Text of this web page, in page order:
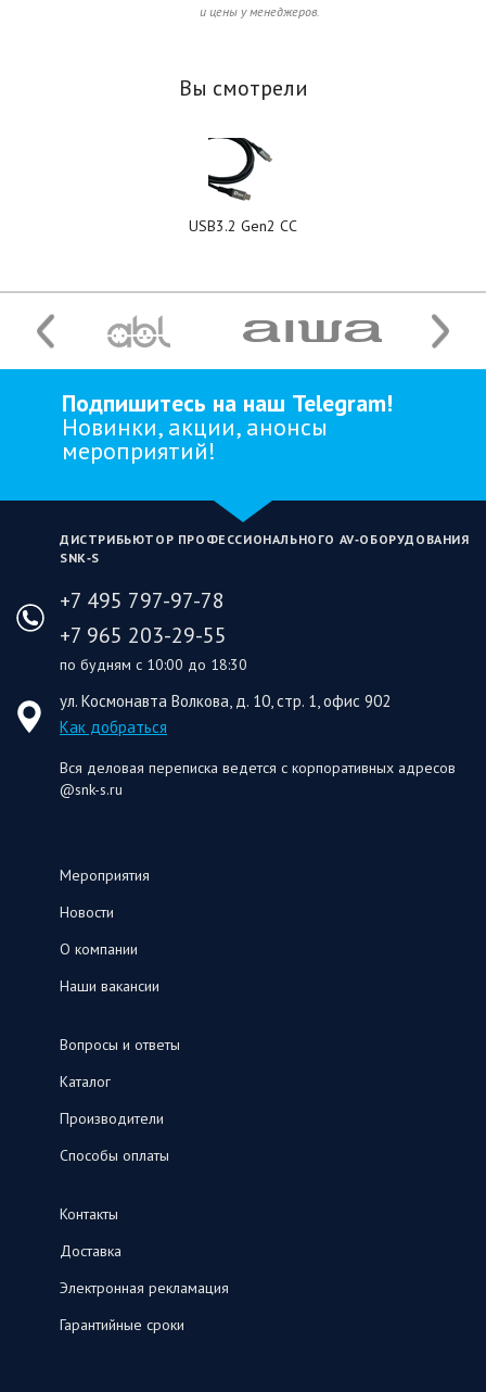
и цены у менеджеров.
Вы смотрели
USB3.2 Gen2 CC
Подпишитесь на наш Telegram!
Новинки, акции, анонсы
мероприятий!
ДИСТРИБЬЮТОР ПРОФЕССИОНАЛЬНОГО AV‑ОБОРУДОВАНИЯ
SNK‑S
+7 495 797-97-78
+7 965 203-29-55
по будням с 10:00 до 18:30
ул. Космонавта Волкова, д. 10, стр. 1, офис 902
Как добраться
Вся деловая переписка ведется с корпоративных адресов
@snk-s.ru
Мероприятия
Новости
О компании
Наши вакансии
Вопросы и ответы
Каталог
Производители
Способы оплаты
Контакты
Доставка
Электронная рекламация
Гарантийные сроки